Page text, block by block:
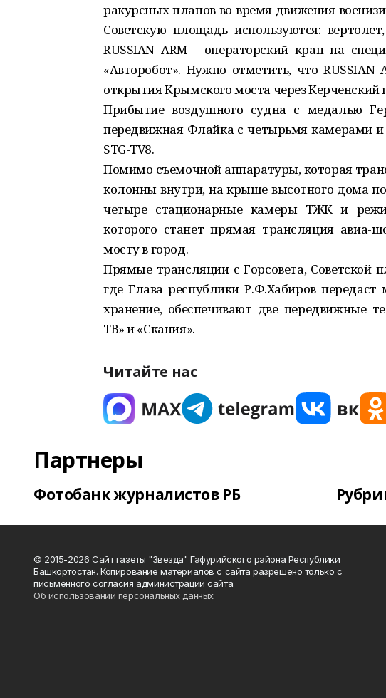
ракурсных планов во время движения
Советскую площадь используются:
RUSSIAN ARM - операторский кран на
«Авторобот». Нужно отметить, что
открытия Крымского моста через
Прибытие воздушного судна с медалью
передвижная Флайка с четырьмя камерами
STG-TV8.
Помимо съемочной аппаратуры, которая
колонны внутри, на крыше высотного дома
четыре стационарные камеры ТЖК и
которого станет прямая трансляция
мосту в город.
Прямые трансляции с Горсовета, Советской
где Глава республики Р.Ф.Хабиров передаст
хранение, обеспечивают две передвижные
ТВ» и «Скания».
Читайте нас
Партнеры
Фотобанк журналистов РБ
© 2015-2026 Сайт газеты "Звезда" Гафурийского района Республики
Башкортостан. Копирование материалов с сайта разрешено только с
письменного согласия администрации сайта.
Об использовании персональных данных